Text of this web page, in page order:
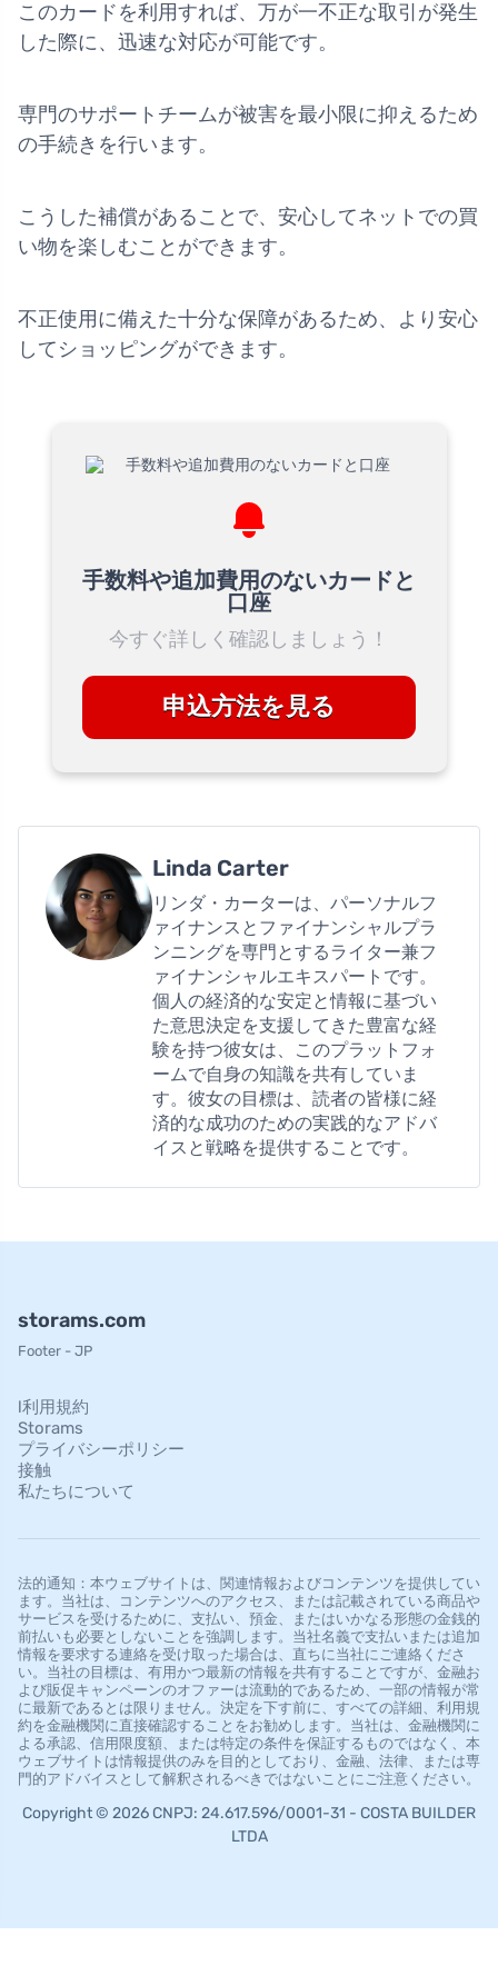
このカードを利用すれば、万が一不正な取引が発生
した際に、迅速な対応が可能です。
専門のサポートチームが被害を最小限に抑えるため
の手続きを行います。
こうした補償があることで、安心してネットでの買
い物を楽しむことができます。
不正使用に備えた十分な保障があるため、より安心
してショッピングができます。
手数料や追加費用のないカードと
口座
今すぐ詳しく確認しましょう！
申込方法を見る
Linda Carter
リンダ・カーターは、パーソナルフ
ァイナンスとファイナンシャルプラ
ンニングを専門とするライター兼フ
ァイナンシャルエキスパートです。
個人の経済的な安定と情報に基づい
た意思決定を支援してきた豊富な経
験を持つ彼女は、このプラットフォ
ームで自身の知識を共有していま
す。彼女の目標は、読者の皆様に経
済的な成功のための実践的なアドバ
イスと戦略を提供することです。
storams.com
Footer - JP
l利用規約
Storams
プライバシーポリシー
接触
私たちについて
法的通知：本ウェブサイトは、関連情報およびコンテンツを提供してい
ます。当社は、コンテンツへのアクセス、または記載されている商品や
サービスを受けるために、支払い、預金、またはいかなる形態の金銭的
前払いも必要としないことを強調します。当社名義で支払いまたは追加
情報を要求する連絡を受け取った場合は、直ちに当社にご連絡くださ
い。当社の目標は、有用かつ最新の情報を共有することですが、金融お
よび販促キャンペーンのオファーは流動的であるため、一部の情報が常
に最新であるとは限りません。決定を下す前に、すべての詳細、利用規
約を金融機関に直接確認することをお勧めします。当社は、金融機関に
よる承認、信用限度額、または特定の条件を保証するものではなく、本
ウェブサイトは情報提供のみを目的としており、金融、法律、または専
門的アドバイスとして解釈されるべきではないことにご注意ください。
Copyright © 2026 CNPJ: 24.617.596/0001-31 - COSTA BUILDER
LTDA